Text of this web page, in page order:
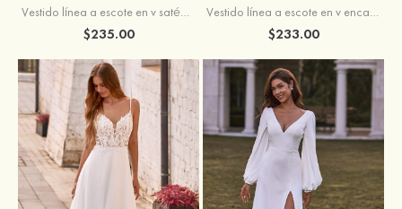
Vestido línea a escote en v satén hasta la tibia vestido de novia
$235.00
Vestido línea a escote en v encaje cola de barrido vestido de novia
$233.00